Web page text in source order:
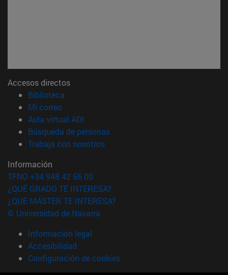
Accesos directos
Biblioteca
Mi correo(abre en nueva ventana)
Aula virtual ADI
Búsqueda de personas(abre en nueva ventana)
Trabaja con nosotros(abre en nueva ventana)
Información
TFNO +34 948 42 56 00
¿QUÉ GRADO TE INTERESA?
¿QUÉ MÁSTER TE INTERESA?
© Universidad de Navarra
Información legal
Accesibilidad
Configuración de cookies